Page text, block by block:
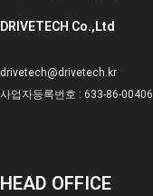
DRIVETECH Co.,Ltd
drivetech@drivetech.kr
사업자등록번호 : 633-86-00406
HEAD OFFICE